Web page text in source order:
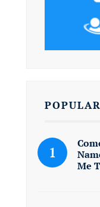
Me